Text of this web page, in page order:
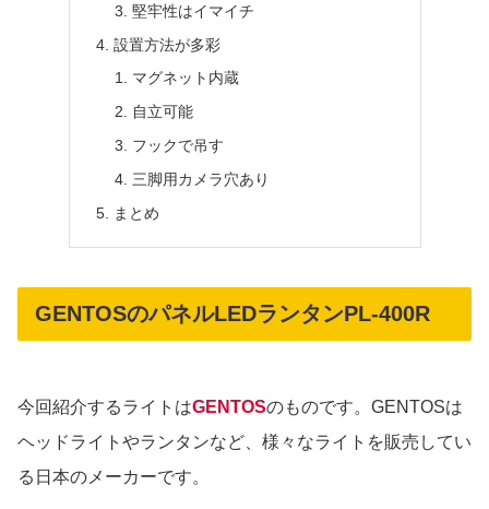
堅牢性はイマイチ
設置方法が多彩
マグネット内蔵
自立可能
フックで吊す
三脚用カメラ穴あり
まとめ
GENTOSのパネルLEDランタンPL-400R
今回紹介するライトはGENTOSのものです。GENTOSは
ヘッドライトやランタンなど、様々なライトを販売してい
る日本のメーカーです。